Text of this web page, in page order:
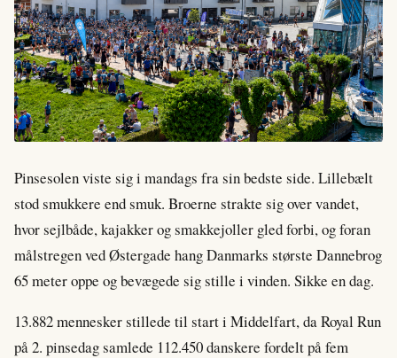
Pinsesolen viste sig i mandags fra sin bedste side. Lillebælt
stod smukkere end smuk. Broerne strakte sig over vandet,
hvor sejlbåde, kajakker og smakkejoller gled forbi, og foran
målstregen ved Østergade hang Danmarks største Dannebrog
65 meter oppe og bevægede sig stille i vinden. Sikke en dag.
13.882 mennesker stillede til start i Middelfart, da Royal Run
på 2. pinsedag samlede 112.450 danskere fordelt på fem